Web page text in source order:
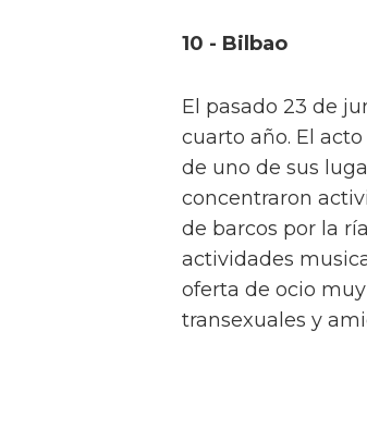
10 - Bilbao
El pasado 23 de
cuarto año. El
de uno de sus
concentraron
de barcos por la
actividades
oferta de ocio
transexuales y